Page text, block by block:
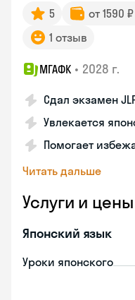
5 от 1590
1 отзыв
МГАФК • 2028 г.
Сдал экзамен
Увлекается
Помогает
Читать дальше
Услуги и цены
Японский язык
Уроки японского